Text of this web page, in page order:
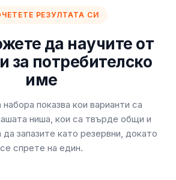
РЕЗУЛТАТА СИ
да научите от
за потребителско
име
показва кои варианти са
ниша, кои са твърде общи и
запазите като резервни, докато
се спрете на един.